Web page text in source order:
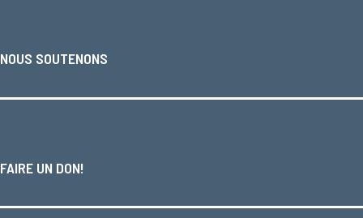
NOUS SOUTENONS
FAIRE UN DON!